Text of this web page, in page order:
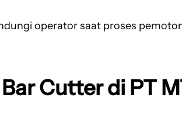
operator saat proses
Cutter di PT